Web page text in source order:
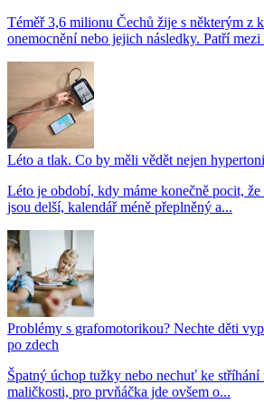
Téměř 3,6 milionu Čechů žije s některým z
onemocnění nebo jejich následky. Patří mezi
Léto a tlak. Co by měli vědět nejen
Léto je období, kdy máme konečně pocit,
jsou delší, kalendář méně přeplněný a...
Problémy s grafomotorikou? Nechte děti
po zdech
Špatný úchop tužky nebo nechuť ke
maličkosti, pro prvňáčka jde ovšem o...